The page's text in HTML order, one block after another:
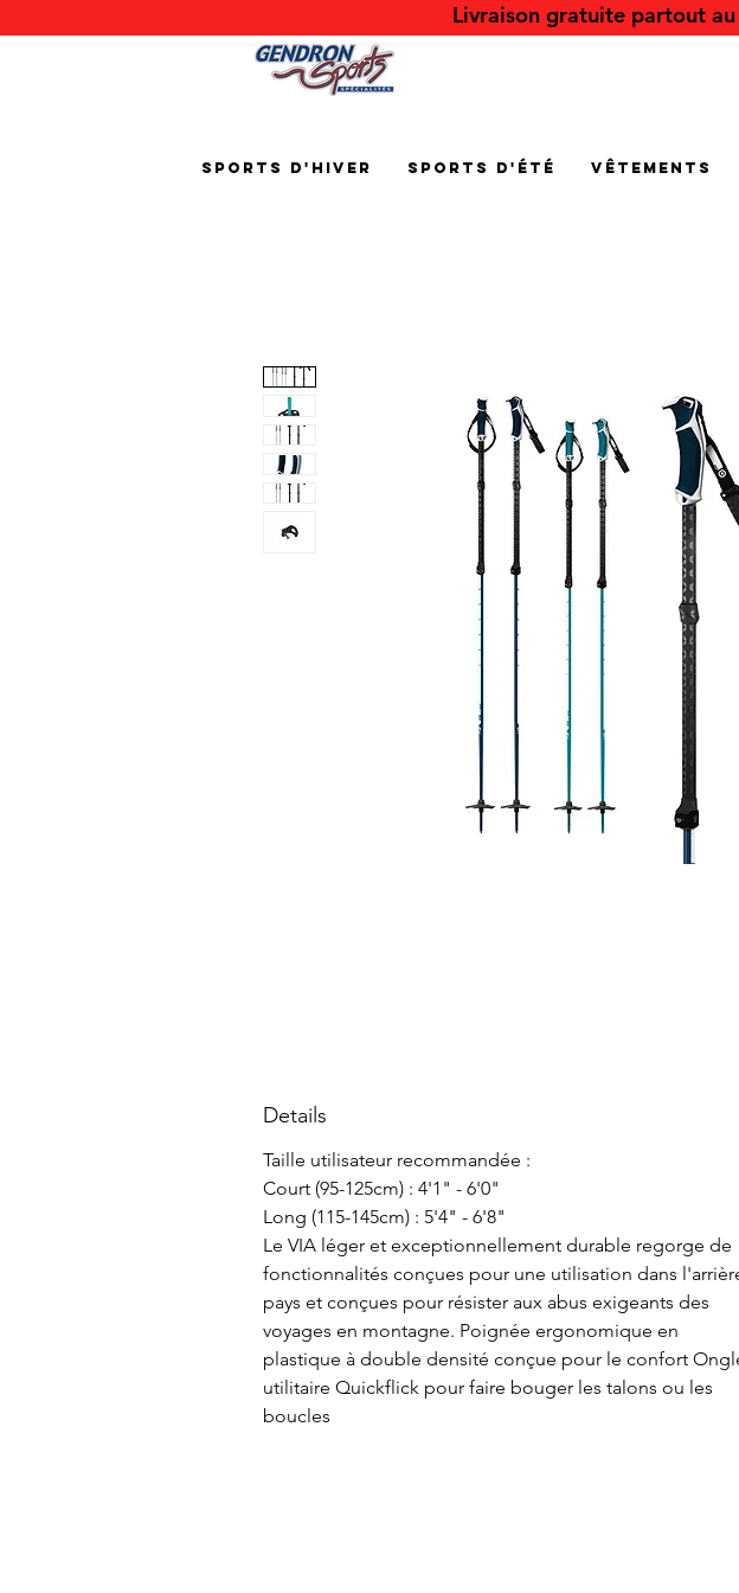
Livraison gratuite partout
Sports d'hiver Sports d'été Vêtements
Details
Taille utilisateur recommandée :
Court (95-125cm) : 4'1" - 6'0"
Long (115-145cm) : 5'4" - 6'8"
Le VIA léger et exceptionnellement durable regorge de
fonctionnalités conçues pour une utilisation dans
pays et conçues pour résister aux abus exigeants des
voyages en montagne. Poignée ergonomique en
plastique à double densité conçue pour le confort
utilitaire Quickflick pour faire bouger les talons ou les
boucles